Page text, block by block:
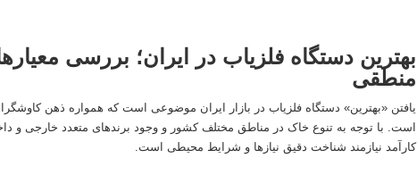
بهترین دستگاه فلزیاب در ایران؛ بررسی
منطقی
یافتن «بهترین» دستگاه فلزیاب در بازار ایران موضوعی است که همواره ذهن
است. با توجه به تنوع خاک در مناطق مختلف کشور و وجود برندهای متعدد خارجی و
کارآمد نیازمند شناخت دقیق نیازها و شرایط محیطی است.